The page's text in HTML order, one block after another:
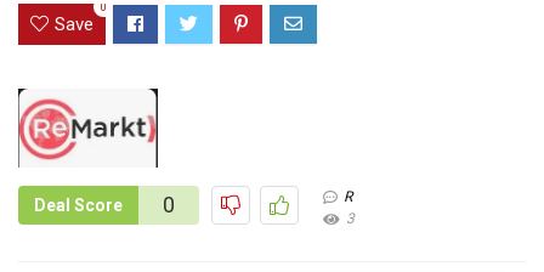
Save
0
Deal Score 0
R
3